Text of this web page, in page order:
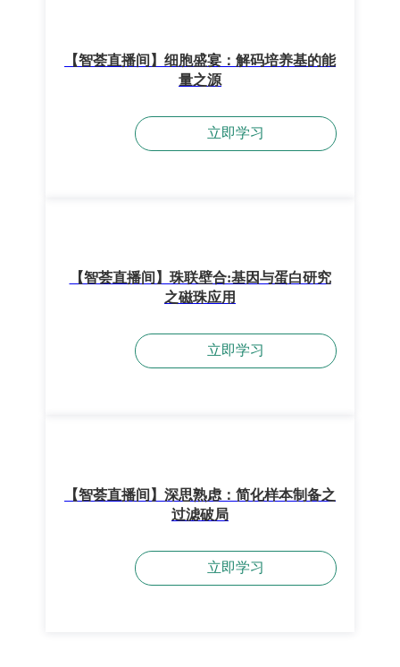
【智荟直播间】细胞盛宴：解码培养基的能
量之源
立即学习
【智荟直播间】珠联壁合:基因与蛋白研究
之磁珠应用
立即学习
【智荟直播间】深思熟虑：简化样本制备之
过滤破局
立即学习